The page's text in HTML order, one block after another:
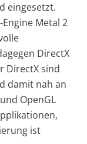
eingesetzt.
Metal 2
DirectX
DirectX sind
damit nah an
OpenGL
ist